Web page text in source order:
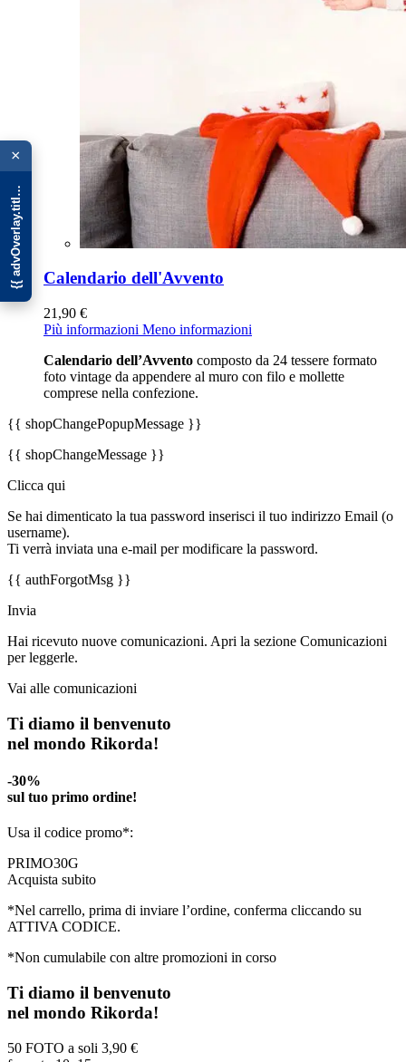
Calendario dell'Avvento
21,90 €
Più informazioni Meno informazioni
Calendario dell’Avvento composto da 24 tessere formato
foto vintage da appendere al muro con filo e mollette
comprese nella confezione.
{{ shopChangePopupMessage }}
{{ shopChangeMessage }}
Clicca qui
Se hai dimenticato la tua password inserisci il tuo indirizzo Email (o
username).
Ti verrà inviata una e-mail per modificare la password.
{{ authForgotMsg }}
Invia
Hai ricevuto nuove comunicazioni. Apri la sezione Comunicazioni
per leggerle.
Vai alle comunicazioni
Ti diamo il benvenuto
nel mondo Rikorda!
-30%
sul tuo primo ordine!
Usa il codice promo*:
PRIMO30G
Acquista subito
*Nel carrello, prima di inviare l’ordine, conferma cliccando su
ATTIVA CODICE.
*Non cumulabile con altre promozioni in corso
Ti diamo il benvenuto
nel mondo Rikorda!
50 FOTO a soli 3,90 €
×
{{ advOverlay.title || 'Promo' }}